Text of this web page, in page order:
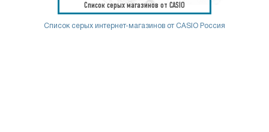
Список серых магазинов от CASIO
Список серых интернет-магазинов от CASIO Россия